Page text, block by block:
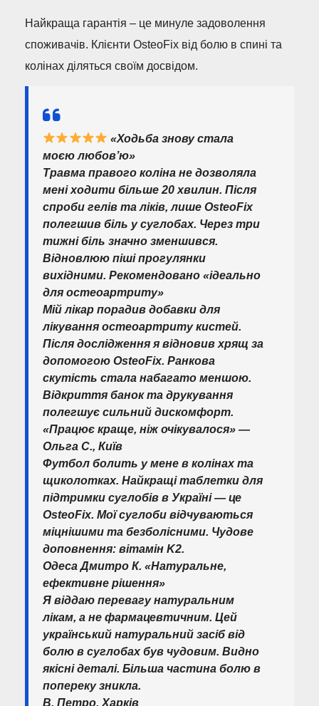
Найкраща гарантія – це минуле задоволення
споживачів. Клієнти OsteoFix від болю в спині та
колінах діляться своїм досвідом.
«Ходьба знову стала
моєю любов’ю»
Травма правого коліна не дозволяла
мені ходити більше 20 хвилин. Після
спроби гелів та ліків, лише OsteoFix
полегшив біль у суглобах. Через три
тижні біль значно зменшився.
Відновлюю піші прогулянки
вихідними. Рекомендовано «ідеально
для остеоартриту»
Мій лікар порадив добавки для
лікування остеоартриту кистей.
Після дослідження я відновив хрящ за
допомогою OsteoFix. Ранкова
скутість стала набагато меншою.
Відкриття банок та друкування
полегшує сильний дискомфорт.
«Працює краще, ніж очікувалося» —
Ольга С., Київ
Футбол болить у мене в колінах та
щиколотках. Найкращі таблетки для
підтримки суглобів в Україні — це
OsteoFix. Мої суглоби відчуваються
міцнішими та безболісними. Чудове
доповнення: вітамін K2.
Одеса Дмитро К. «Натуральне,
ефективне рішення»
Я віддаю перевагу натуральним
лікам, а не фармацевтичним. Цей
український натуральний засіб від
болю в суглобах був чудовим. Видно
якісні деталі. Більша частина болю в
попереку зникла.
В. Петро, ​​Харків